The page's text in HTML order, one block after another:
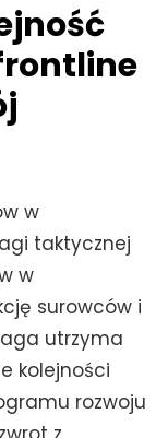
w
taktycznej
w
surowców i
utrzyma
kolejności
rozwoju